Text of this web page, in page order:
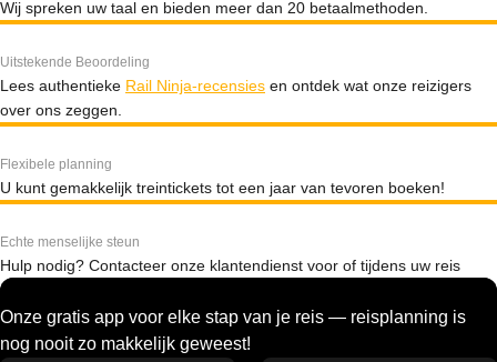
Wij spreken uw taal en bieden meer dan 20 betaalmethoden.
Uitstekende Beoordeling
Lees authentieke Rail Ninja-recensies en ontdek wat onze reizigers
over ons zeggen.
Flexibele planning
U kunt gemakkelijk treintickets tot een jaar van tevoren boeken!
Echte menselijke steun
Hulp nodig? Contacteer onze klantendienst voor of tijdens uw reis
Onze gratis app voor elke stap van je reis — reisplanning is
nog nooit zo makkelijk geweest!